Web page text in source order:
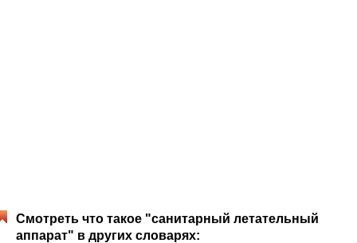
Смотреть что такое "санитарный летательный
аппарат" в других словарях: